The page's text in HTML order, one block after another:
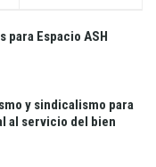
para Espacio ASH
y sindicalismo para
al servicio del bien